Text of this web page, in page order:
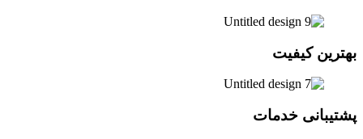
بهترین کیفیت
پشتیبانی خدمات